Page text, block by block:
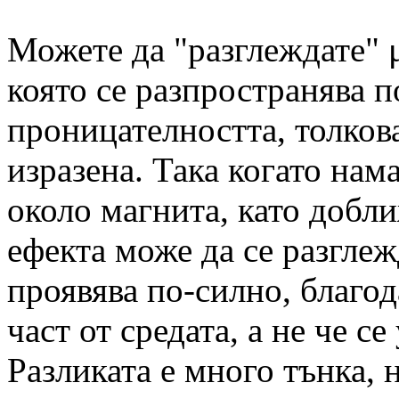
Можете да "разглеждате"
която се разпространява
проницателността,
изразена. Така когато
около магнита, като
ефекта може да се
проявява по-силно,
част от средата, а не че
Разликата е много